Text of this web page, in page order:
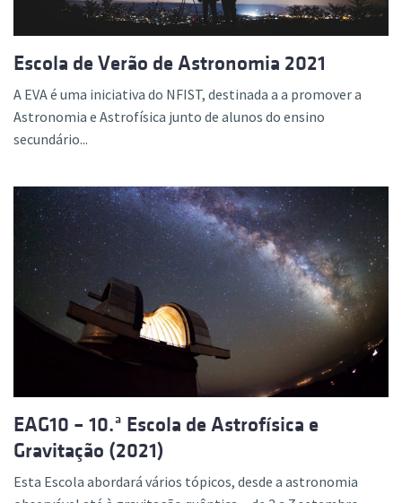
Escola de Verão de Astronomia 2021
A EVA é uma iniciativa do NFIST, destinada a a promover a
Astronomia e Astrofísica junto de alunos do ensino
secundário...
EAG10 – 10.ª Escola de Astrofísica e
Gravitação (2021)
Esta Escola abordará vários tópicos, desde a astronomia